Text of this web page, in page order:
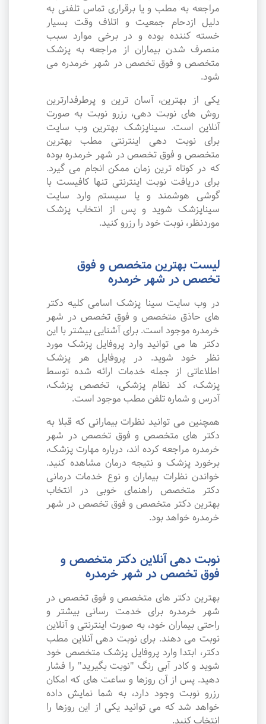
مراجعه به مطب و یا برقراری تماس تلفنی به
دلیل ازدحام جمعیت و اتلاف وقت بسیار
خسته کننده بوده و در برخی موارد سبب
منصرف شدن بیماران از مراجعه به پزشک
متخصص و فوق تخصص در شهر خرمدره می
شود.
یکی از بهترین، آسان ترین و پرطرفدارترین
روش های نوبت دهی، رزرو نوبت به صورت
آنلاین است. سیناپزشک بهترین وب سایت
برای نوبت دهی اینترنتی مطب بهترین
متخصص و فوق تخصص در شهر خرمدره بوده
که در کوتاه ترین زمان ممکن انجام می گیرد.
برای دریافت نوبت اینترنتی تنها کافیست با
گوشی هوشمند و یا سیستم وارد سایت
سیناپزشک شوید و پس از انتخاب پزشک
موردنظر، نوبت خود را رزرو کنید.
لیست بهترین متخصص و فوق
تخصص در شهر خرمدره
در وب سایت سینا پزشک اسامی کلیه دکتر
های حاذق متخصص و فوق تخصص در شهر
خرمدره موجود است. برای آشنایی بیشتر با این
دکتر ها می توانید وارد پروفایل پزشک مورد
نظر خود شوید. در پروفایل هر پزشک
اطلاعاتی از جمله خدمات ارائه شده توسط
پزشک، کد نظام پزشکی، تخصص پزشک،
آدرس و شماره تلفن مطب موجود است.
همچنین می توانید نظرات بیمارانی که قبلا به
دکتر های متخصص و فوق تخصص در شهر
خرمدره مراجعه کرده اند، درباره مهارت پزشک،
برخورد پزشک و نتیجه درمان مشاهده کنید.
خواندن نظرات بیماران و نوع خدمات درمانی
دکتر متخصص راهنمای خوبی در انتخاب
بهترین دکتر متخصص و فوق تخصص در شهر
خرمدره خواهد بود.
نوبت دهی آنلاین دکتر متخصص و
فوق تخصص در شهر خرمدره
بهترین دکتر های متخصص و فوق تخصص در
شهر خرمدره برای خدمت رسانی بیشتر و
راحتی بیماران خود، به صورت اینترنتی و آنلاین
نوبت می دهند. برای نوبت دهی آنلاین مطب
دکتر، ابتدا وارد پروفایل پزشک متخصص خود
شوید و کادر آبی رنگ "نوبت بگیرید" را فشار
دهید. پس از آن روزها و ساعت های که امکان
رزرو نوبت وجود دارد، به شما نمایش داده
خواهد شد که می توانید یکی از این روزها را
انتخاب کنید.